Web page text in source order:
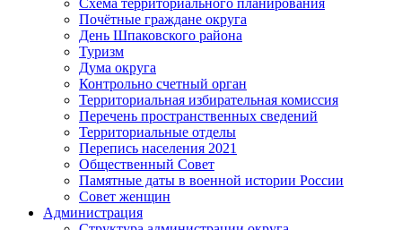
Схема территориального планирования
Почётные граждане округа
День Шпаковского района
Туризм
Дума округа
Контрольно счетный орган
Территориальная избирательная комиссия
Перечень пространственных сведений
Территориальные отделы
Перепись населения 2021
Общественный Совет
Памятные даты в военной истории России
Совет женщин
Администрация